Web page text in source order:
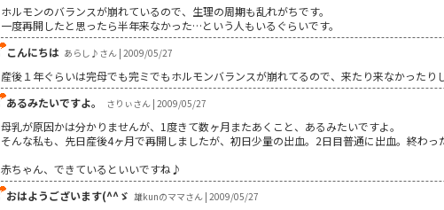
ホルモンのバランスが崩れているので、生理の周期も乱れがちです。
一度再開したと思ったら半年来なかった…という人もいるぐらいです。
こんにちは あらし♪さん | 2009/05/27
産後１年ぐらいは完母でも完ミでもホルモンバランスが崩れてるので、来たり来なかったり
あるみたいですよ。
さりぃさん | 2009/05/27
母乳が原因かは分かりませんが、1度きて数ヶ月またあくこと、あるみたいですよ。
そんな私も、先日産後4ヶ月で再開しましたが、初日少量の出血。2日目普通に出血。終わっ
赤ちゃん、できているといいですね♪
おはようございます(^^ゞ 雄kunのママさん | 2009/05/27